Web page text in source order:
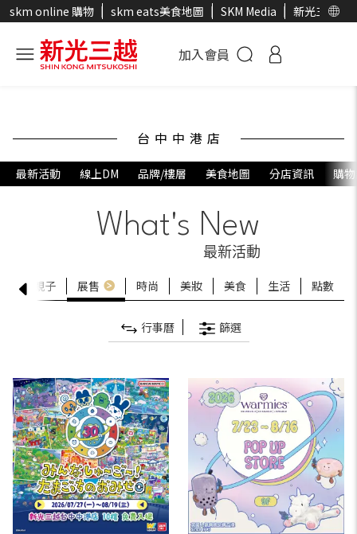
skm online 購物 skm eats美食地圖 SKM Media 新光三越官
加入會員
台中中港店
最新活動 線上DM 品牌/樓層 美食地圖 分店資訊 購
What's New
最新活動
親子 展售 時尚 美妝 美食 生活 點數
行事曆 篩選